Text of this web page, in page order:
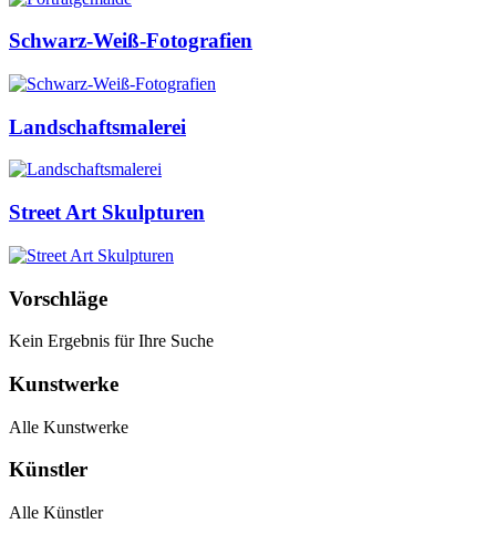
Schwarz-Weiß-Fotografien
Landschaftsmalerei
Street Art Skulpturen
Vorschläge
Kein Ergebnis für Ihre Suche
Kunstwerke
Alle Kunstwerke
Künstler
Alle Künstler